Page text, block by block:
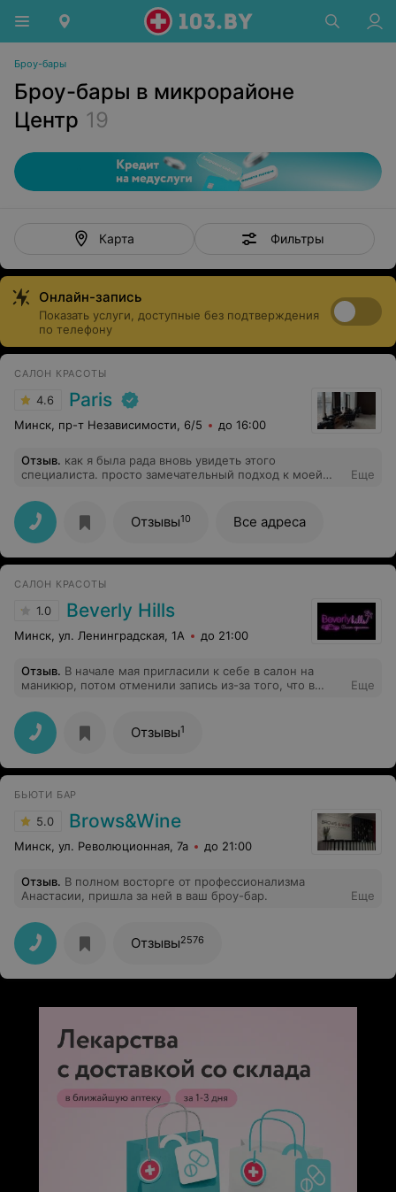
Броу-бары
Броу-бары в микрорайоне
Центр 19
Карта Фильтры
Онлайн-запись
Показать услуги, доступные без подтверждения
по телефону
САЛОН КРАСОТЫ
4.6 Paris
Минск, пр-т Независимости, 6/5 до 16:00
Отзыв. как я была рада вновь увидеть этого
специалиста. просто замечательный подход к моей
Еще
Отзывы10 Все адреса
САЛОН КРАСОТЫ
1.0 Beverly Hills
Минск, ул. Ленинградская, 1А до 21:00
Отзыв. В начале мая пригласили к себе в салон на
маникюр, потом отменили запись из-за того, что в
но и там не срослось, в день процедуры написали, что
мастер буквально только что получила ожог и уехала в
больницу, перенесли на конец июня, когда я
напомнила о себе, мне сказали, что мастер ушла в
отпуск и когда выйдет, мне напишут сами. В итоге
моё сообщение прочитали и не ответили. Ну просто
позор, а не салон, я считаю) Скрины этого безобразия
прикрепила)
Еще
Отзывы1
БЬЮТИ БАР
5.0 Brows&Wine
Минск, ул. Революционная, 7а до 21:00
Отзыв. В полном восторге от профессионализма
Анастасии, пришла за ней в ваш броу-бар.
Еще
Отзывы2576